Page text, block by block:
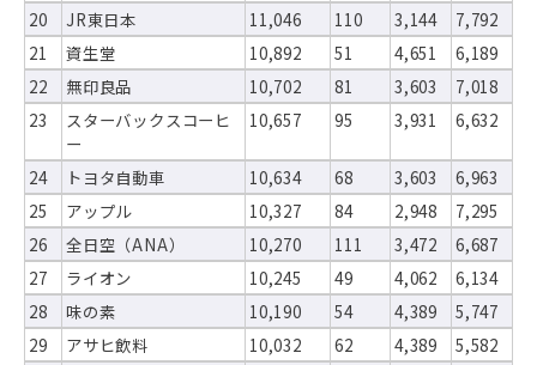
20
JR東日本 11,046 110 3,144
7,792
21
資生堂 10,892 51 4,651
6,189
22
無印良品 10,702 81 3,603
7,018
23
スターバックスコーヒ
ー
10,657 95 3,931 6,632
24 トヨタ自動車 10,634 68 3,603
6,963
25
アップル 10,327 84 2,948
7,295
26
全日空（ANA） 10,270 111 3,472
6,687
27
ライオン 10,245 49 4,062
6,134
28
味の素 10,190 54 4,389
5,747
29
アサヒ飲料 10,032 62 4,389
5,582